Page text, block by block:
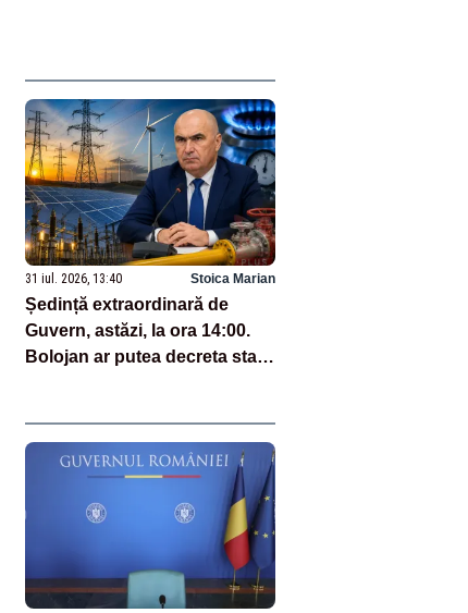
31 iul. 2026, 13:40 Stoica Marian
Ședință extraordinară de
Guvern, astăzi, la ora 14:00.
Bolojan ar putea decreta stare